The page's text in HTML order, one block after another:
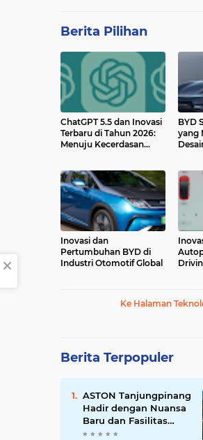
Berita Pilihan
ChatGPT 5.5 dan Inovasi
Terbaru di Tahun 2026:
Menuju Kecerdasan
BYD
yang
Inovasi dan
Pertumbuhan BYD di
Industri Otomotif Global
Ke Halaman
Berita Terpopuler
ASTON Tanjungpinang
Hadir dengan Nuansa
Baru dan Fasilitas
Lengkap untuk
×